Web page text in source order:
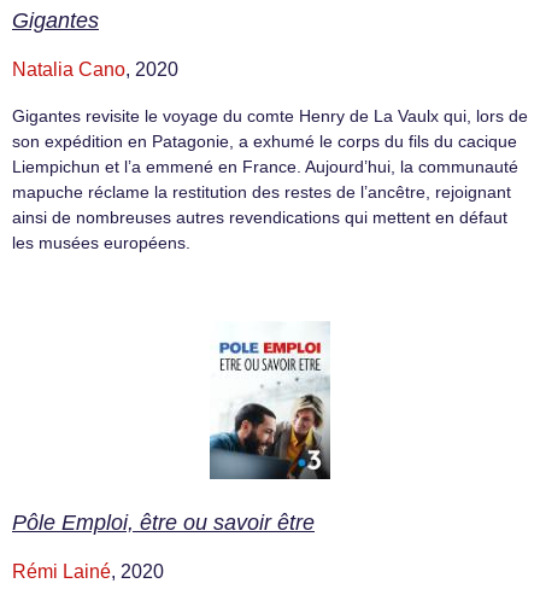
Gigantes
Natalia Cano, 2020
Gigantes revisite le voyage du comte Henry de La Vaulx qui, lors de
son expédition en Patagonie, a exhumé le corps du fils du cacique
Liempichun et l’a emmené en France. Aujourd’hui, la communauté
mapuche réclame la restitution des restes de l’ancêtre, rejoignant
ainsi de nombreuses autres revendications qui mettent en défaut
les musées européens.
Pôle Emploi, être ou savoir être
Rémi Lainé, 2020